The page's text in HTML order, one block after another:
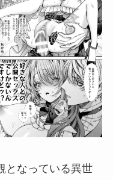
となっている異世